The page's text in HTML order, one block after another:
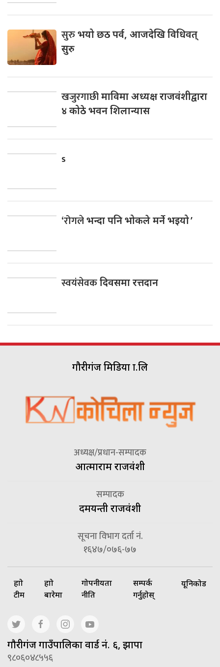
सुरुभयो छठ पर्व, आजदेखि विधिवत्
सुरु
खजुरगाछीमाविमा अध्यक्ष राजवंशीद्वारा
४ कोठे भवन शिलान्यास
s
‘रोगलेभन्दा पनि भोकले मर्ने भइयो ’
स्वयंसेवकदिवसमा रत्तदान
गौरीगंज मिडिया प्रा.लि
अध्यक्ष/प्रधान-सम्पादक
आत्माराम राजवंशी
सम्पादक
दमयन्ती राजवंशी
सूचना विभाग दर्ता नं.
१६४७/०७६-७७
हाम्रो
टीम
हाम्रो
बारेमा
गोपनीयता
नीति
सम्पर्क
गर्नुहोस्
यूनिकोड
गाैरीगंज गाउँपालिका वार्ड नं. ६, झापा
९८०६०४८५५६